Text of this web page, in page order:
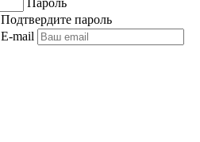
Пароль
Подтвердите пароль
E-mail